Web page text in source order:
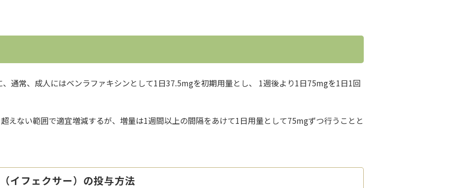
通常、成人にはベンラファキシンとして1日37.5mgを初期用量とし、 1週後より1日75mgを1日1回
えない範囲で適宜増減するが、増量は1週間以上の間隔をあけて1日用量として75mgずつ行うことと
イフェクサー）の投与方法